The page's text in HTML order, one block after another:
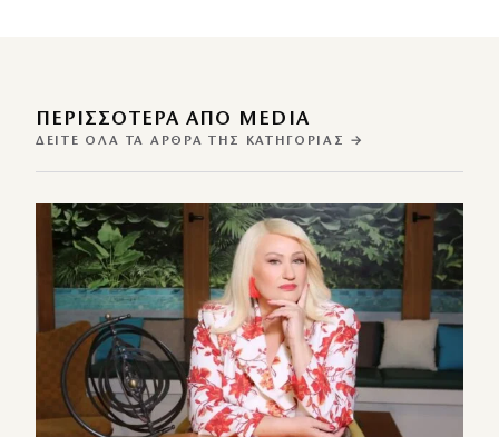
ΠΕΡΙΣΣΌΤΕΡΑ ΑΠΌ MEDIA
ΔΕΊΤΕ ΌΛΑ ΤΑ ΆΡΘΡΑ ΤΗΣ ΚΑΤΗΓΟΡΊΑΣ →